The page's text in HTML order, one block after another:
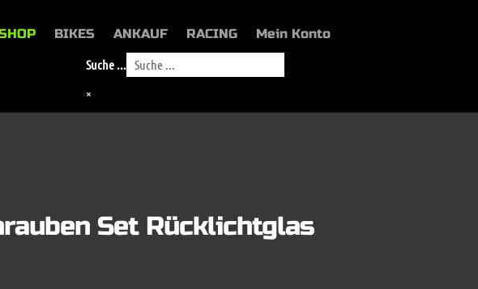
BIKES ANKAUF RACING
Mein Konto
Suche ...
×
Set Rücklichtglas